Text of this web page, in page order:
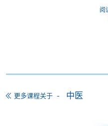
申请
阅
更多课程关于 中医